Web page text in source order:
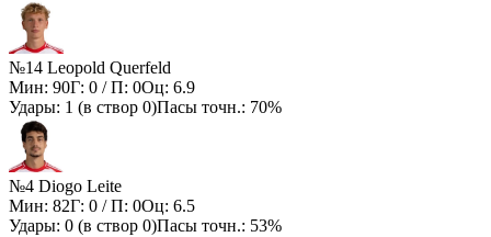
№14 Leopold Querfeld
Мин: 90Г: 0 / П: 0Оц: 6.9
Удары: 1 (в створ 0)Пасы точн.: 70%
№4 Diogo Leite
Мин: 82Г: 0 / П: 0Оц: 6.5
Удары: 0 (в створ 0)Пасы точн.: 53%